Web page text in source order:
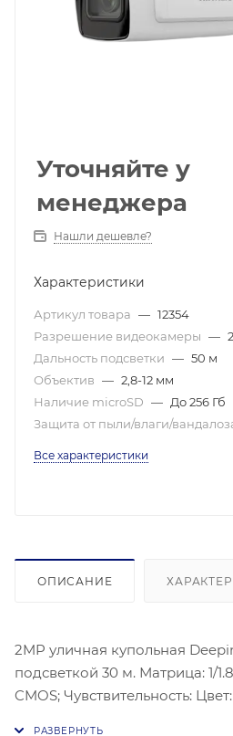
Уточняйте у
менеджера
Нашли дешевле?
Характеристики
Артикул товара — 12354
Разрешение видеокамеры —
Дальность подсветки — 50 м
Объектив — 2,8-12 мм
Наличие microSD — До 256 Гб
Защита от пыли/влаги/
Все характеристики
ОПИСАНИЕ
2MP уличная купольная
подсветкой 30 м. Матрица: 1/
CMOS; Чувствительность: